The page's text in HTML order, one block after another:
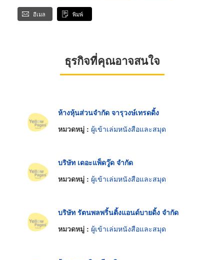
อีเมล พิมพ์
ธุรกิจที่คุณอาจสนใจ
ห้างหุ้นส่วนจำกัด จารุวงษ์เทรดดิ้ง
หมวดหมู่ : ผู้เข้าเล่มหนังสือและสมุด
บริษัท เดอะแพ็ดวู๊ด จำกัด
หมวดหมู่ : ผู้เข้าเล่มหนังสือและสมุด
บริษัท รัตนพลพริ้นติ้งแอนด์บายดิ้ง จำกัด
หมวดหมู่ : ผู้เข้าเล่มหนังสือและสมุด